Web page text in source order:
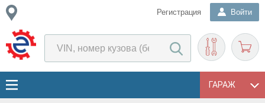
Регистрация Войти
ГАРАЖ